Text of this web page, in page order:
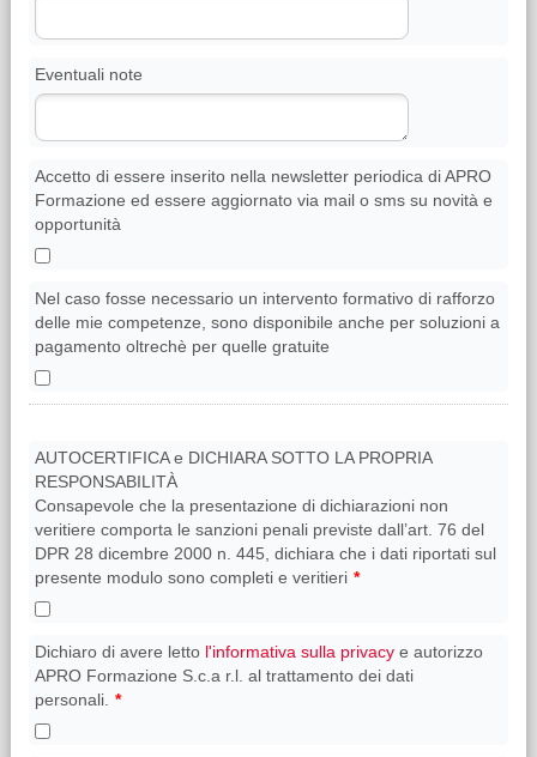
Eventuali note
Accetto di essere inserito nella newsletter periodica di APRO
Formazione ed essere aggiornato via mail o sms su novità e
opportunità
Nel caso fosse necessario un intervento formativo di rafforzo
delle mie competenze, sono disponibile anche per soluzioni a
pagamento oltrechè per quelle gratuite
AUTOCERTIFICA e DICHIARA SOTTO LA PROPRIA
RESPONSABILITÀ
Consapevole che la presentazione di dichiarazioni non
veritiere comporta le sanzioni penali previste dall’art. 76 del
DPR 28 dicembre 2000 n. 445, dichiara che i dati riportati sul
presente modulo sono completi e veritieri *
Dichiaro di avere letto l'informativa sulla privacye autorizzo
APRO Formazione S.c.a r.l. al trattamento dei dati
personali. *